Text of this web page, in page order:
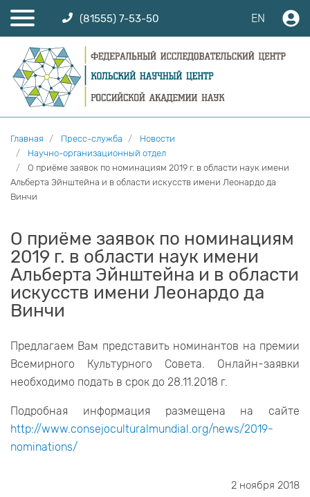
(81555) 7-53-50 EN
Главная Пресс-служба
Новости
Научно-организационный отдел
О приёме заявок по номинациям 2019 г. в области наук имени
Альберта Эйнштейна и в области искусств имени Леонардо да
Винчи
О приёме заявок по номинациям
2019 г. в области наук имени
Альберта Эйнштейна и в области
искусств имени Леонардо да
Винчи
Предлагаем Вам представить номинантов на премии
Всемирного Культурного Совета. Онлайн-заявки
необходимо подать в срок до 28.11.2018 г.
Подробная информация размещена на сайте
http://www.consejoculturalmundial.org/news/2019-
nominations/
2 ноября 2018